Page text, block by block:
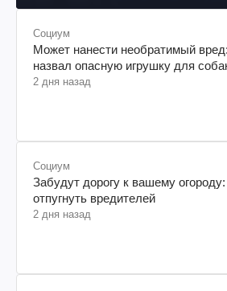
Социум
Может нанести необратимый
назвал опасную игрушку для
2 дня назад
Социум
Забудут дорогу к вашему
отпугнуть вредителей
2 дня назад